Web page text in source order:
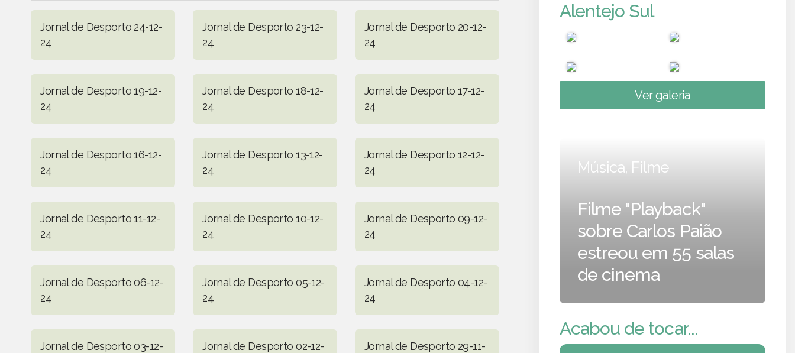
Jornal de Desporto 24-12-
24
Jornal de Desporto 23-12-
24
Jornal de Desporto 20-12-
24
Jornal de Desporto 19-12-
24
Jornal de Desporto 18-12-
24
Jornal de Desporto 17-12-
24
Jornal de Desporto 16-12-
24
Jornal de Desporto 13-12-
24
Jornal de Desporto 12-12-
24
Jornal de Desporto 11-12-
24
Jornal de Desporto 10-12-
24
Jornal de Desporto 09-12-
24
Jornal de Desporto 06-12-
24
Jornal de Desporto 05-12-
24
Jornal de Desporto 04-12-
24
Jornal de Desporto 03-12-
Jornal de Desporto 02-12-
Jornal de Desporto 29-11-
Alentejo Sul
Ver galeria
Música, Filme
Filme "Playback"
sobre Carlos Paião
estreou em 55 salas
de cinema
Acabou de tocar...